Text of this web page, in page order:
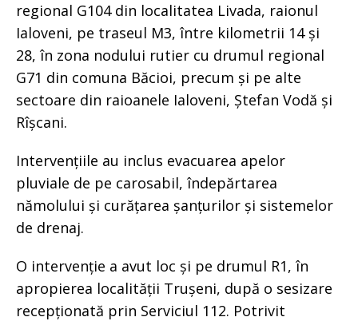
regional G104 din localitatea Livada, raionul
Ialoveni, pe traseul M3, între kilometrii 14 și
28, în zona nodului rutier cu drumul regional
G71 din comuna Băcioi, precum și pe alte
sectoare din raioanele Ialoveni, Ștefan Vodă și
Rîșcani.
Intervențiile au inclus evacuarea apelor
pluviale de pe carosabil, îndepărtarea
nămolului și curățarea șanțurilor și sistemelor
de drenaj.
O intervenție a avut loc și pe drumul R1, în
apropierea localității Trușeni, după o sesizare
recepționată prin Serviciul 112. Potrivit